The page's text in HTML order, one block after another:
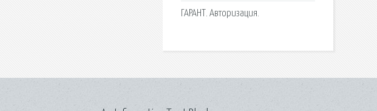
ГАРАНТ. Авторизация.